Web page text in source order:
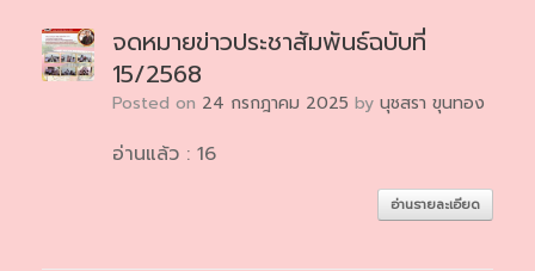
จดหมายข่าวประชาสัมพันธ์ฉบับที่
15/2568
Posted on 24 กรกฎาคม 2025 by นุชสรา ขุนทอง
อ่านแล้ว : 16
อ่านรายละเอียด